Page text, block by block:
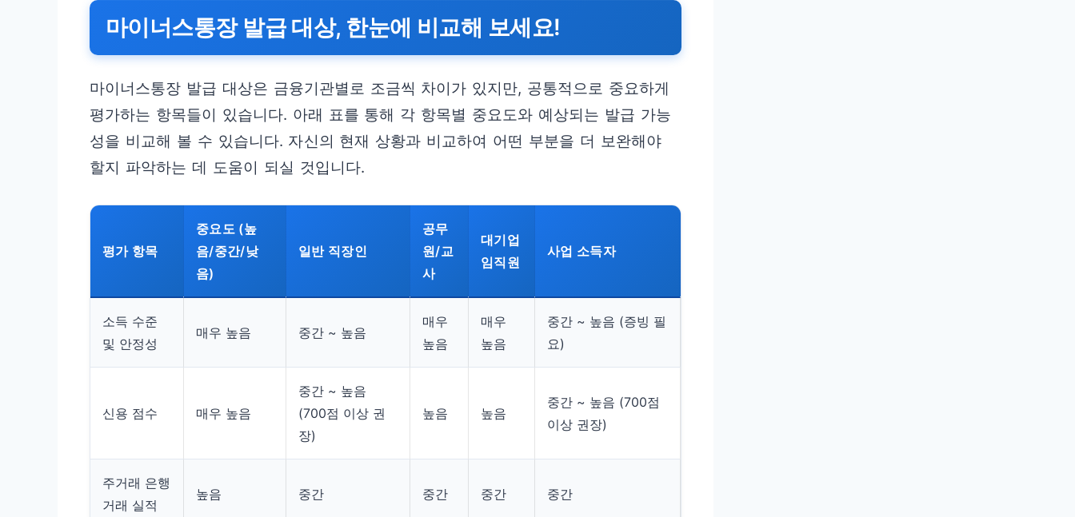
마이너스통장 발급 대상, 한눈에 비교해 보세요!
마이너스통장 발급 대상은 금융기관별로 조금씩 차이가 있지만, 공통적으로 중요하게
평가하는 항목들이 있습니다. 아래 표를 통해 각 항목별 중요도와 예상되는 발급 가능
성을 비교해 볼 수 있습니다. 자신의 현재 상황과 비교하여 어떤 부분을 더 보완해야
할지 파악하는 데 도움이 되실 것입니다.
평가 항목
중요도 (높
음/중간/낮
음)
일반 직장인
공무
원/교
사
대기업
임직원
사업 소득자
소득 수준
및 안정성
매우 높음 중간 ~ 높음
매우
높음
매우
높음
중간 ~ 높음 (증빙 필
요)
신용 점수 매우 높음
중간 ~ 높음
(700점 이상 권
장)
높음 높음
중간 ~ 높음 (700점
이상 권장)
주거래 은행
거래 실적
높음 중간 중간 중간 중간